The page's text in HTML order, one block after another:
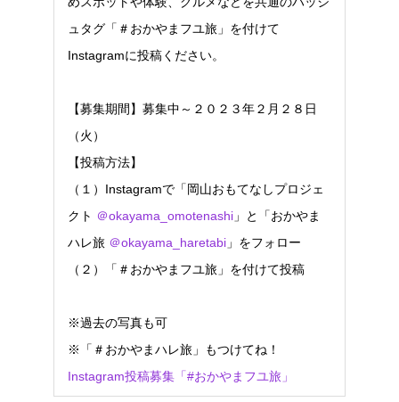
ュタグ「＃おかやまフユ旅」を付けて
Instagramに投稿ください。
【募集期間】募集中～２０２３年２月２８日
（火）
【投稿方法】
（１）Instagramで「岡山おもてなしプロジェ
クト ＠okayama_omotenashi 」と「おかやま
ハレ旅 ＠okayama_haretabi 」をフォロー
（２）「＃おかやまフユ旅」を付けて投稿
※過去の写真も可
※「＃おかやまハレ旅」もつけてね！
Instagram投稿募集「#おかやまフユ旅」